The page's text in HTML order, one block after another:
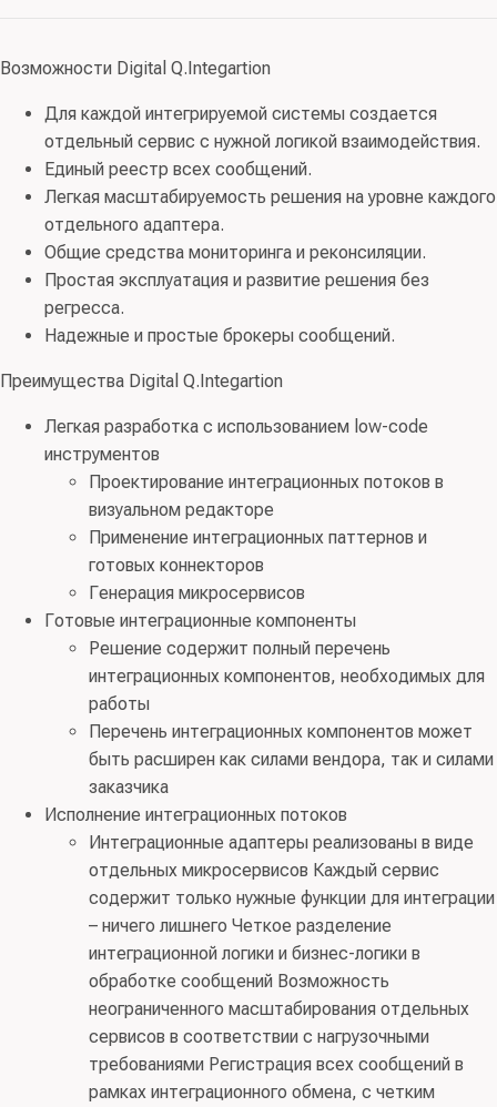
Возможности Digital Q.Integartion
Для каждой интегрируемой системы создается
отдельный сервис с нужной логикой взаимодействия.
Единый реестр всех сообщений.
Легкая масштабируемость решения на уровне каждого
отдельного адаптера.
Общие средства мониторинга и реконсиляции.
Простая эксплуатация и развитие решения без
регресса.
Надежные и простые брокеры сообщений.
Преимущества Digital Q.Integartion
Легкая разработка с использованием low-code
инструментов
Проектирование интеграционных потоков в
визуальном редакторе
Применение интеграционных паттернов и
готовых коннекторов
Генерация микросервисов
Готовые интеграционные компоненты
Решение содержит полный перечень
интеграционных компонентов, необходимых для
работы
Перечень интеграционных компонентов может
быть расширен как силами вендора, так и силами
заказчика
Исполнение интеграционных потоков
Интеграционные адаптеры реализованы в виде
отдельных микросервисов Каждый сервис
содержит только нужные функции для интеграции
– ничего лишнего Четкое разделение
интеграционной логики и бизнес-логики в
обработке сообщений Возможность
неограниченного масштабирования отдельных
сервисов в соответствии с нагрузочными
требованиями Регистрация всех сообщений в
рамках интеграционного обмена, с четким